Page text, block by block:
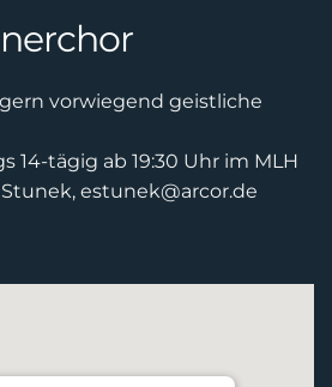
vorwiegend geistliche
14-tägig ab 19:30 Uhr im MLH
estunek@arcor.de